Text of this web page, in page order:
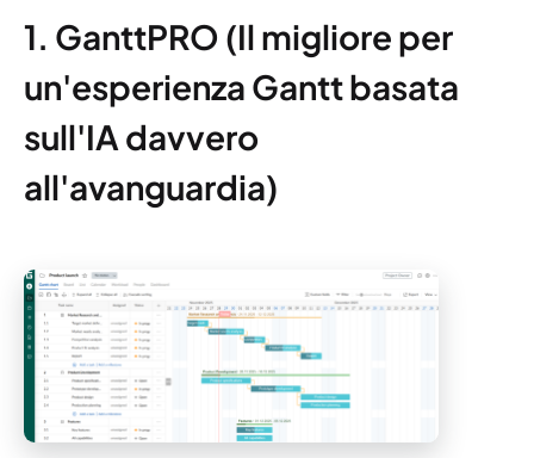
1. GanttPRO (Il migliore per
un'esperienza Gantt basata
sull'IA davvero
all'avanguardia)